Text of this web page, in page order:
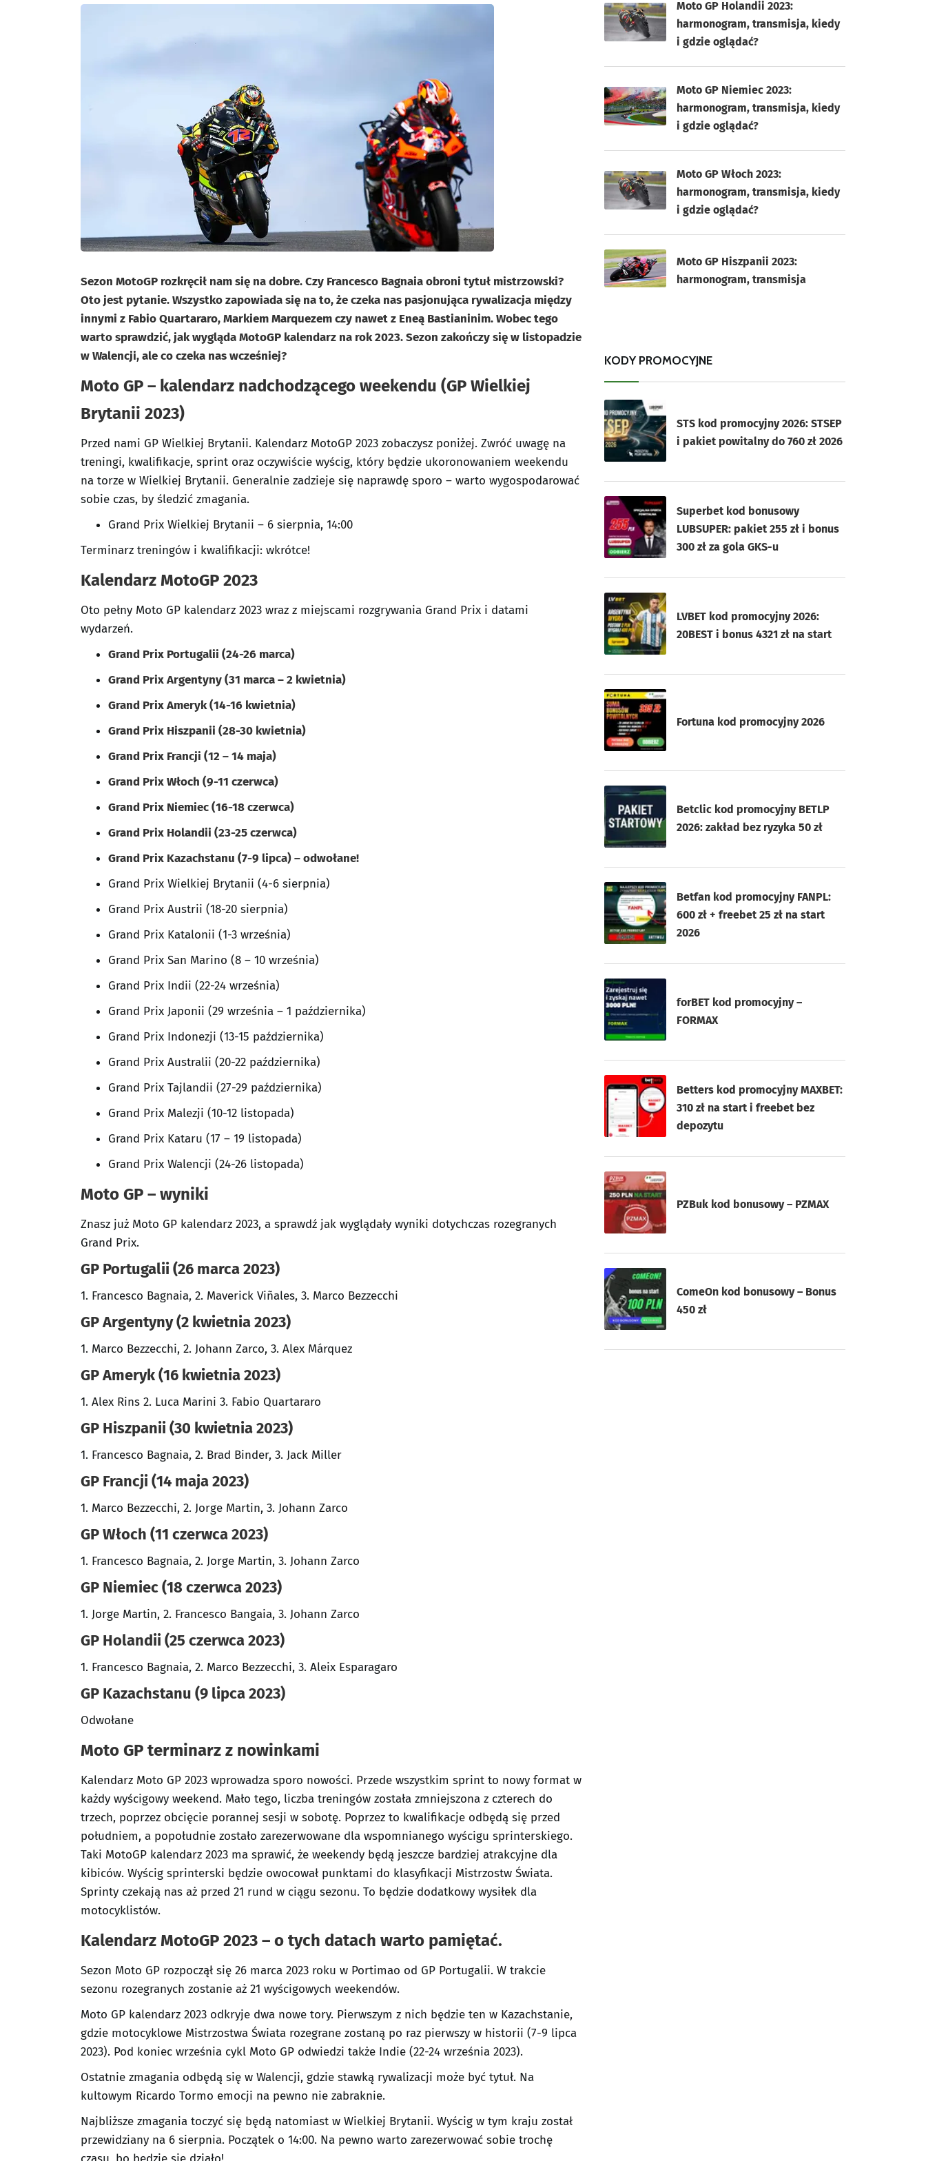
Sezon MotoGP rozkręcił nam się na dobre. Czy Francesco Bagnaia obroni tytuł mistrzowski?
Oto jest pytanie. Wszystko zapowiada się na to, że czeka nas pasjonująca rywalizacja między
innymi z Fabio Quartararo, Markiem Marquezem czy nawet z Eneą Bastianinim. Wobec tego
warto sprawdzić, jak wygląda MotoGP kalendarz na rok 2023. Sezon zakończy się w listopadzie
w Walencji, ale co czeka nas wcześniej?
Moto GP – kalendarz nadchodzącego weekendu (GP Wielkiej
Brytanii 2023)
Przed nami GP Wielkiej Brytanii. Kalendarz MotoGP 2023 zobaczysz poniżej. Zwróć uwagę na
treningi, kwalifikacje, sprint oraz oczywiście wyścig, który będzie ukoronowaniem weekendu
na torze w Wielkiej Brytanii. Generalnie zadzieje się naprawdę sporo – warto wygospodarować
sobie czas, by śledzić zmagania.
Grand Prix Wielkiej Brytanii – 6 sierpnia, 14:00
Terminarz treningów i kwalifikacji: wkrótce!
Kalendarz MotoGP 2023
Oto pełny Moto GP kalendarz 2023 wraz z miejscami rozgrywania Grand Prix i datami
wydarzeń.
Grand Prix Portugalii (24-26 marca)
Grand Prix Argentyny (31 marca – 2 kwietnia)
Grand Prix Ameryk (14-16 kwietnia)
Grand Prix Hiszpanii (28-30 kwietnia)
Grand Prix Francji (12 – 14 maja)
Grand Prix Włoch (9-11 czerwca)
Grand Prix Niemiec (16-18 czerwca)
Grand Prix Holandii (23-25 ​​czerwca)
Grand Prix Kazachstanu (7-9 lipca) – odwołane!
Grand Prix Wielkiej Brytanii (4-6 sierpnia)
Grand Prix Austrii (18-20 sierpnia)
Grand Prix Katalonii (1-3 września)
Grand Prix San Marino (8 – 10 września)
Grand Prix Indii (22-24 września)
Grand Prix Japonii (29 września – 1 października)
Grand Prix Indonezji (13-15 października)
Grand Prix Australii (20-22 października)
Grand Prix Tajlandii (27-29 października)
Grand Prix Malezji (10-12 listopada)
Grand Prix Kataru (17 – 19 listopada)
Grand Prix Walencji (24-26 listopada)
Moto GP – wyniki
Znasz już Moto GP kalendarz 2023, a sprawdź jak wyglądały wyniki dotychczas rozegranych
Grand Prix.
GP Portugalii (26 marca 2023)
1. Francesco Bagnaia, 2. Maverick Viñales, 3. Marco Bezzecchi
GP Argentyny (2 kwietnia 2023)
1. Marco Bezzecchi, 2. Johann Zarco, 3. Alex Márquez
GP Ameryk (16 kwietnia 2023)
1. Alex Rins 2. Luca Marini 3. Fabio Quartararo
GP Hiszpanii (30 kwietnia 2023)
1. Francesco Bagnaia, 2. Brad Binder, 3. Jack Miller
GP Francji (14 maja 2023)
1. Marco Bezzecchi, 2. Jorge Martin, 3. Johann Zarco
GP Włoch (11 czerwca 2023)
1. Francesco Bagnaia, 2. Jorge Martin, 3. Johann Zarco
GP Niemiec (18 czerwca 2023)
1. Jorge Martin, 2. Francesco Bangaia, 3. Johann Zarco
GP Holandii (25 czerwca 2023)
1. Francesco Bagnaia, 2. Marco Bezzecchi, 3. Aleix Esparagaro
GP Kazachstanu (9 lipca 2023)
Odwołane
Moto GP terminarz z nowinkami
Kalendarz Moto GP 2023 wprowadza sporo nowości. Przede wszystkim sprint to nowy format w
każdy wyścigowy weekend. Mało tego, liczba treningów została zmniejszona z czterech do
trzech, poprzez obcięcie porannej sesji w sobotę. Poprzez to kwalifikacje odbędą się przed
południem, a popołudnie zostało zarezerwowane dla wspomnianego wyścigu sprinterskiego.
Taki MotoGP kalendarz 2023 ma sprawić, że weekendy będą jeszcze bardziej atrakcyjne dla
kibiców. Wyścig sprinterski będzie owocował punktami do klasyfikacji Mistrzostw Świata.
Sprinty czekają nas aż przed 21 rund w ciągu sezonu. To będzie dodatkowy wysiłek dla
motocyklistów.
Kalendarz MotoGP 2023 – o tych datach warto pamiętać.
Sezon Moto GP rozpoczął się 26 marca 2023 roku w Portimao od GP Portugalii. W trakcie
sezonu rozegranych zostanie aż 21 wyścigowych weekendów.
Moto GP kalendarz 2023 odkryje dwa nowe tory. Pierwszym z nich będzie ten w Kazachstanie,
gdzie motocyklowe Mistrzostwa Świata rozegrane zostaną po raz pierwszy w historii (7-9 lipca
2023). Pod koniec września cykl Moto GP odwiedzi także Indie (22-24 września 2023).
Ostatnie zmagania odbędą się w Walencji, gdzie stawką rywalizacji może być tytuł. Na
kultowym Ricardo Tormo emocji na pewno nie zabraknie.
Najbliższe zmagania toczyć się będą natomiast w Wielkiej Brytanii. Wyścig w tym kraju został
przewidziany na 6 sierpnia. Początek o 14:00. Na pewno warto zarezerwować sobie trochę
Moto GP Holandii 2023:
harmonogram, transmisja, kiedy
i gdzie oglądać?
Moto GP Niemiec 2023:
harmonogram, transmisja, kiedy
i gdzie oglądać?
Moto GP Włoch 2023:
harmonogram, transmisja, kiedy
i gdzie oglądać?
Moto GP Hiszpanii 2023:
harmonogram, transmisja
KODY PROMOCYJNE
STS kod promocyjny 2026: STSEP
i pakiet powitalny do 760 zł 2026
Superbet kod bonusowy
LUBSUPER: pakiet 255 zł i bonus
300 zł za gola GKS-u
LVBET kod promocyjny 2026:
20BEST i bonus 4321 zł na start
Fortuna kod promocyjny 2026
Betclic kod promocyjny BETLP
2026: zakład bez ryzyka 50 zł
Betfan kod promocyjny FANPL:
600 zł + freebet 25 zł na start
2026
forBET kod promocyjny –
FORMAX
Betters kod promocyjny MAXBET:
310 zł na start i freebet bez
depozytu
PZBuk kod bonusowy – PZMAX
ComeOn kod bonusowy – Bonus
450 zł